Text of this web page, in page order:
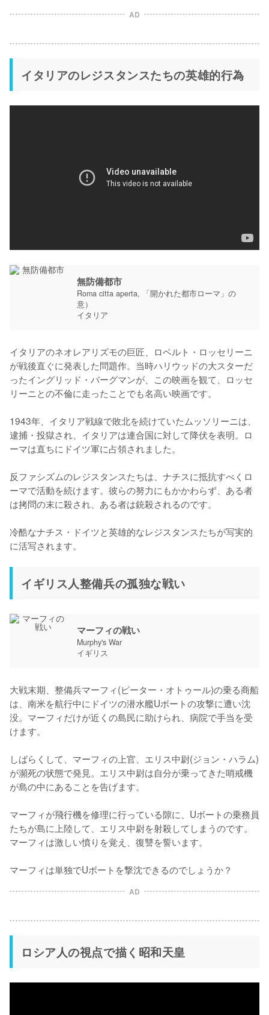
AD
イタリアのレジスタンスたちの英雄的行為
無防備都市
Roma citta aperta, 「開かれた都市ローマ」の
意）
イタリア
イタリアのネオレアリズモの巨匠、ロベルト・ロッセリーニ
が戦後直ぐに発表した問題作。当時ハリウッドの大スターだ
ったイングリッド・バーグマンが、この映画を観て、ロッセ
リーニとの不倫に走ったことでも名高い映画です。
1943年、イタリア戦線で敗北を続けていたムッソリーニは、
逮捕・投獄され、イタリアは連合国に対して降伏を表明。ロ
ーマは直ちにドイツ軍に占領されました。
反ファシズムのレジスタンスたちは、ナチスに抵抗すべくロ
ーマで活動を続けます。彼らの努力にもかかわらず、ある者
は拷問の末に殺され、ある者は銃殺されるのです。
冷酷なナチス・ドイツと英雄的なレジスタンスたちが写実的
に活写されます。
イギリス人整備兵の孤独な戦い
マーフィの戦い
Murphy's War
イギリス
大戦末期、整備兵マーフィ(ピーター・オトゥール)の乗る商船
は、南米を航行中にドイツの潜水艦Uボートの攻撃に遭い沈
没。マーフィだけが近くの島民に助けられ、病院で手当を受
けます。
しばらくして、マーフィの上官、エリス中尉(ジョン・ハラム)
が瀕死の状態で発見。エリス中尉は自分が乗ってきた哨戒機
が島の中にあることを告げます。
マーフィが飛行機を修理に行っている隙に、Uボートの乗務員
たちが島に上陸して、エリス中尉を射殺してしまうのです。
マーフィは激しい憤りを覚え、復讐を誓います。
マーフィは単独でUボートを撃沈できるのでしょうか？
AD
ロシア人の視点で描く昭和天皇